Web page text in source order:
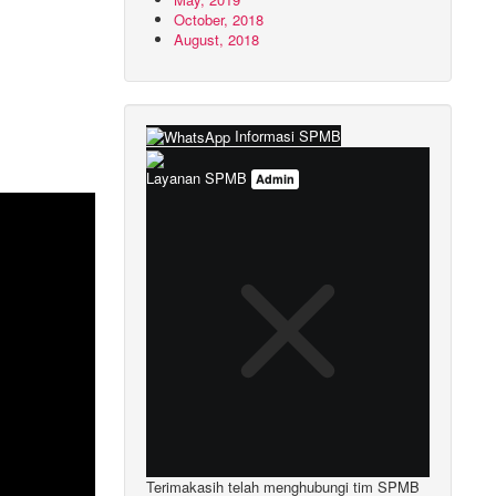
October, 2018
August, 2018
Informasi SPMB
Layanan SPMB Admin
Terimakasih telah menghubungi tim SPMB